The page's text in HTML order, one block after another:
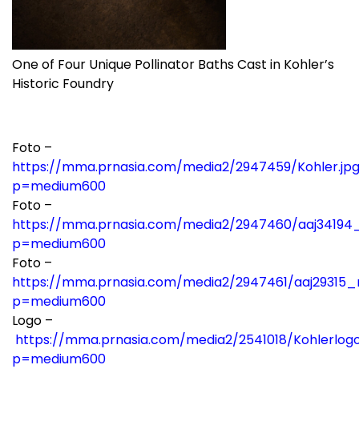
One of Four Unique Pollinator Baths Cast in Kohler’s
Historic Foundry
Foto –
https://mma.prnasia.com/media2/2947459/
p=medium600
Foto –
https://mma.prnasia.com/media2/2947460/
p=medium600
Foto –
https://mma.prnasia.com/media2/2947461/
p=medium600
Logo –
https://mma.prnasia.com/media2/2541018/
p=medium600